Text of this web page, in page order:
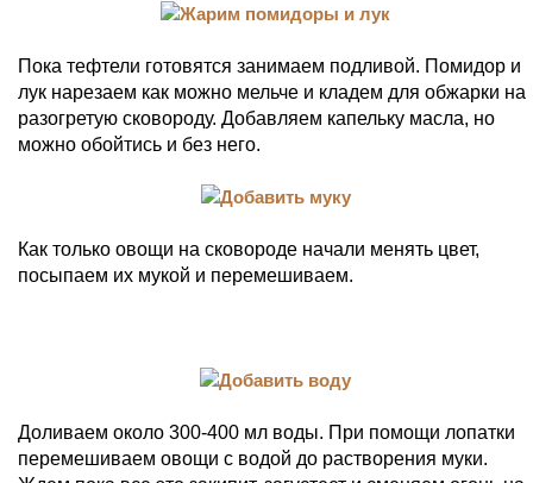
Пока тефтели готовятся занимаем подливой. Помидор и
лук нарезаем как можно мельче и кладем для обжарки на
разогретую сковороду. Добавляем капельку масла, но
можно обойтись и без него.
Как только овощи на сковороде начали менять цвет,
посыпаем их мукой и перемешиваем.
Доливаем около 300-400 мл воды. При помощи лопатки
перемешиваем овощи с водой до растворения муки.